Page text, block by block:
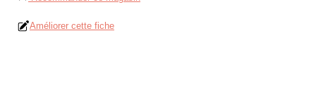
Améliorer cette fiche